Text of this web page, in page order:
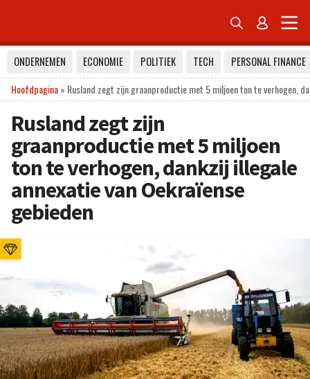
 
ONDERNEMEN ECONOMIE POLITIEK TECH
PERSONAL FINANCE
Hoofdpagina» Rusland zegt zijn graanproductie met 5 miljoen ton te verhogen,
Rusland zegt zijn
graanproductie met 5 miljoen
ton te verhogen, dankzij illegale
annexatie van Oekraïense
gebieden